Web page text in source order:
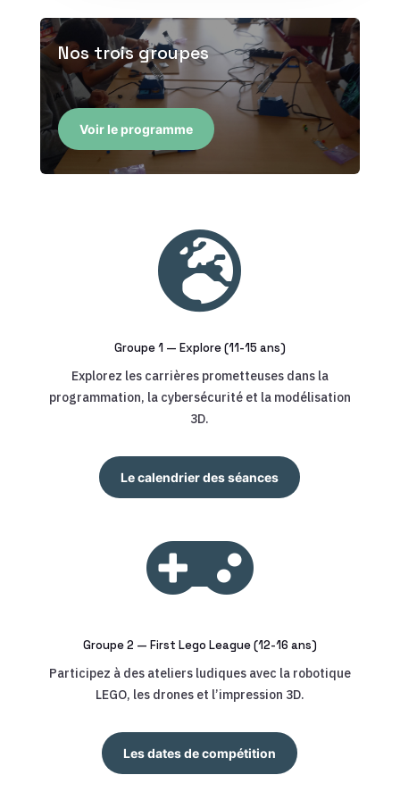
Nos trois groupes
Voir le programme

Groupe 1 — Explore (11-15 ans)
Explorez les carrières prometteuses dans la
programmation, la cybersécurité et la modélisation
3D.
Le calendrier des séances

Groupe 2 — First Lego League (12-16 ans)
Participez à des ateliers ludiques avec la robotique
LEGO, les drones et l’impression 3D.
Les dates de compétition